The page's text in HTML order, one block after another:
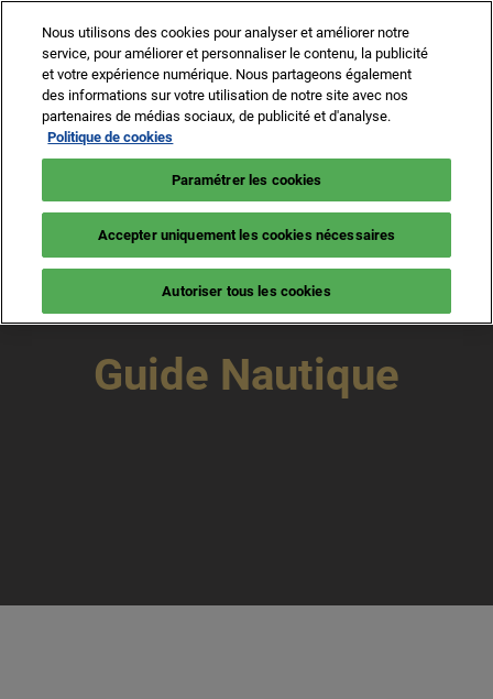
contenu
8 -13 sept. 2026
Cannes – Vieux Port & Port Canto
NEWSLETTER BILLETTERIE
Guide Nautique
Nous utilisons des cookies pour analyser et améliorer notre
service, pour améliorer et personnaliser le contenu, la publicité
et votre expérience numérique. Nous partageons également
des informations sur votre utilisation de notre site avec nos
partenaires de médias sociaux, de publicité et d'analyse.
Politique de cookies
Paramétrer les cookies
Accepter uniquement les cookies nécessaires
Autoriser tous les cookies